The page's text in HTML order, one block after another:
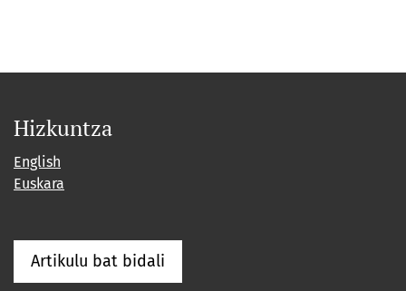
Hizkuntza
English
Euskara
Artikulu bat bidali